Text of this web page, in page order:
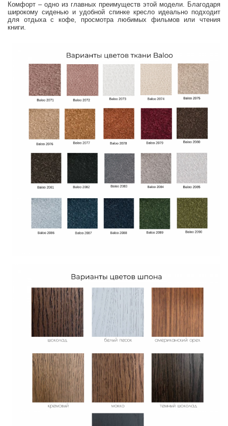
Комфорт – одно из главных преимуществ этой модели. Благодаря
широкому сиденью и удобной спинке кресло идеально подходит
для отдыха с кофе, просмотра любимых фильмов или чтения
книги.